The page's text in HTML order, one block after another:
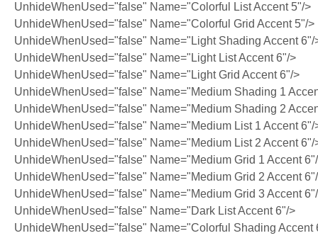
UnhideWhenUsed="false" Name="Colorful List Accent 5"/>
UnhideWhenUsed="false" Name="Colorful Grid Accent 5"/>
UnhideWhenUsed="false" Name="Light Shading Accent 6"/
UnhideWhenUsed="false" Name="Light List Accent 6"/>
UnhideWhenUsed="false" Name="Light Grid Accent 6"/>
UnhideWhenUsed="false" Name="Medium Shading 1
UnhideWhenUsed="false" Name="Medium Shading 2
UnhideWhenUsed="false" Name="Medium List 1 Accent 6"/
UnhideWhenUsed="false" Name="Medium List 2 Accent 6"/
UnhideWhenUsed="false" Name="Medium Grid 1 Accent
UnhideWhenUsed="false" Name="Medium Grid 2 Accent
UnhideWhenUsed="false" Name="Medium Grid 3 Accent
UnhideWhenUsed="false" Name="Dark List Accent 6"/>
UnhideWhenUsed="false" Name="Colorful Shading Accent